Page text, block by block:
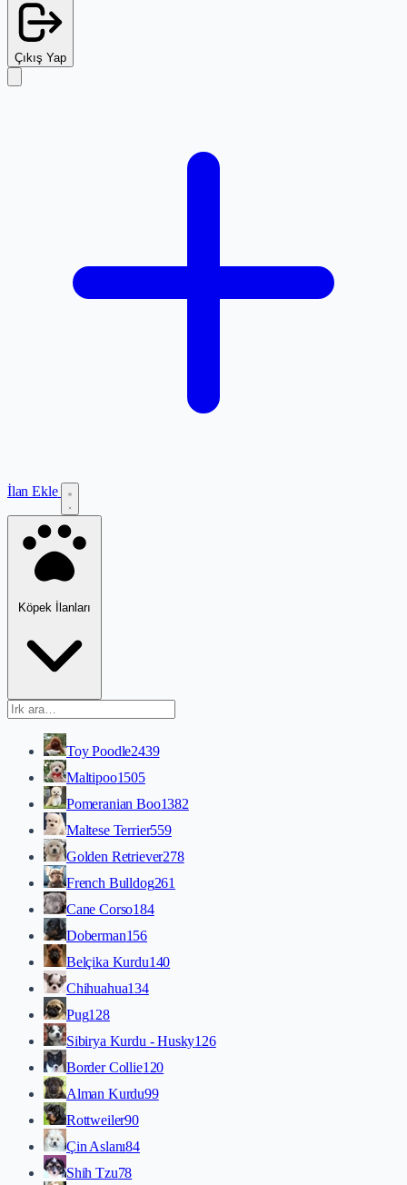
Çıkış Yap
İlan Ekle
Köpek İlanları
Toy Poodle2439
Maltipoo1505
Pomeranian Boo1382
Maltese Terrier559
Golden Retriever278
French Bulldog261
Cane Corso184
Doberman156
Belçika Kurdu140
Chihuahua134
Pug128
Sibirya Kurdu - Husky126
Border Collie120
Alman Kurdu99
Rottweiler90
Çin Aslanı84
Shih Tzu78